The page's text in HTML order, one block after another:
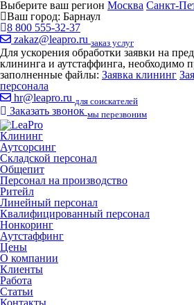
Выберите ваш регион Москва Санкт-
Ваш город: Барнаул
8 800 555-32-37
zakaz@leapro.ru заказ услуг
Для ускорения обработки заявки на
клининга и аутстаффинга, необходимо
заполненные файлы: Заявка клининг
персонала
hr@leapro.ru для соискателей
Заказать звонок мы перезвоним
Клининг
Аутсорсинг
Складской персонал
Общепит
Персонал на производство
Ритейл
Линейный персонал
Квалифицированный персонал
Нонкоринг
Аутстаффинг
Цены
О компании
Клиенты
Работа
Статьи
Контакты